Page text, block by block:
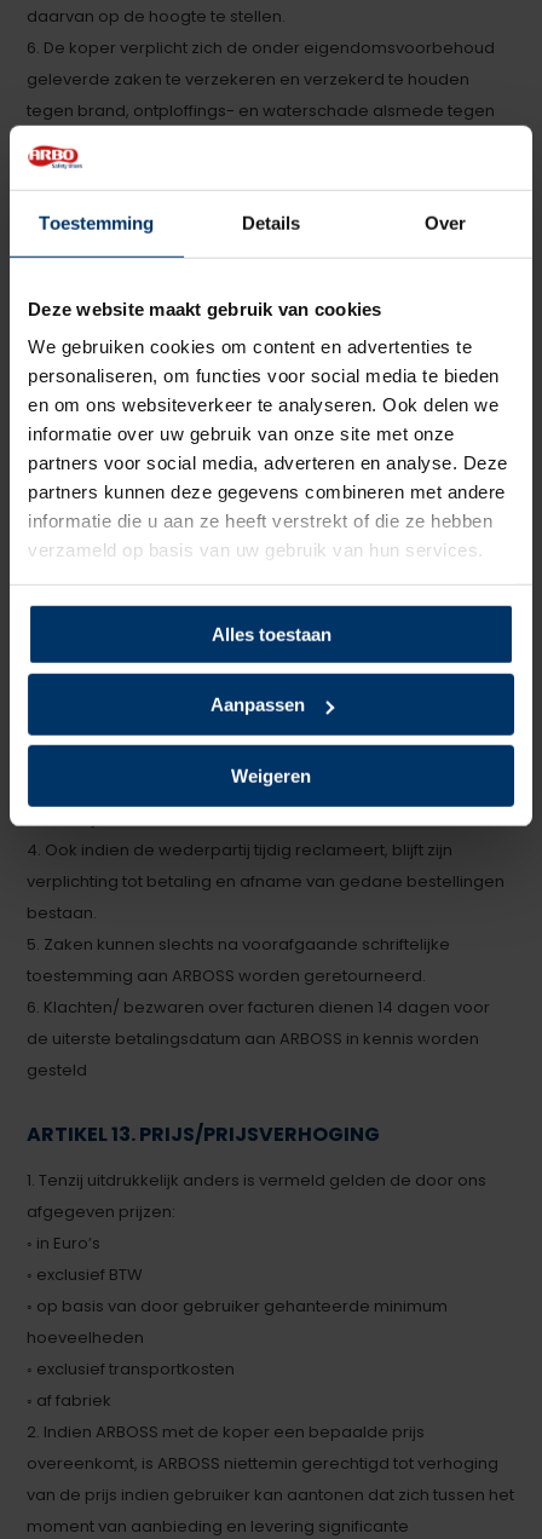
Toestemming Details Over
Deze website maakt gebruik van cookies
We gebruiken cookies om content en advertenties te
personaliseren, om functies voor social media te bieden
en om ons websiteverkeer te analyseren. Ook delen we
informatie over uw gebruik van onze site met onze
partners voor social media, adverteren en analyse. Deze
partners kunnen deze gegevens combineren met andere
informatie die u aan ze heeft verstrekt of die ze hebben
verzameld op basis van uw gebruik van hun services.
Alles toestaan
Aanpassen
Weigeren
daarvan op de hoogte te stellen.
6. De koper verplicht zich de onder eigendomsvoorbehoud
geleverde zaken te verzekeren en verzekerd te houden
tegen brand, ontploffings- en waterschade alsmede tegen
diefstal en de polis van deze verzekering op eerste verzoek
ter inzage te geven.
ARTIKEL 12. GEBREKEN; KLACHTTERMIJNEN
spoedig daarna als mogelijk te (laten) onderzoeken.
Hierbij dient de koper na te gaan of het geleverde aan de
overeenkomst beantwoordt, te weten:
◦ of de juiste zaken zijn geleverd;
◦ of de afgeleverde zaken wat betreft kwantiteit (bijvoorbeeld
de hoeveelheid en het aantal) overeenstemmen met het
overeengekomene;
◦ of de afgeleverde zaken voldoen aan de overeengekomen
kwaliteitseisen of, indien deze ontbreken, aan de eisen die
2. Worden zichtbare gebreken of tekorten geconstateerd,
dan dient de koper deze binnen 3 dagen na aflevering
3. Niet zichtbare gebreken dient de koper binnen 3 dagen na
ontdekking, doch uiterlijk binnen 3 maanden na aflevering
4. Ook indien de wederpartij tijdig reclameert, blijft zijn
verplichting tot betaling en afname van gedane bestellingen
bestaan.
5. Zaken kunnen slechts na voorafgaande schriftelijke
toestemming aan ARBOSS worden geretourneerd.
6. Klachten/ bezwaren over facturen dienen 14 dagen voor
de uiterste betalingsdatum aan ARBOSS in kennis worden
gesteld
ARTIKEL 13. PRIJS/PRIJSVERHOGING
1. Tenzij uitdrukkelijk anders is vermeld gelden de door ons
afgegeven prijzen:
◦ in Euro’s
◦ exclusief BTW
◦ op basis van door gebruiker gehanteerde minimum
hoeveelheden
◦ exclusief transportkosten
◦ af fabriek
2. Indien ARBOSS met de koper een bepaalde prijs
overeenkomt, is ARBOSS niettemin gerechtigd tot verhoging
van de prijs indien gebruiker kan aantonen dat zich tussen het
moment van aanbieding en levering significante